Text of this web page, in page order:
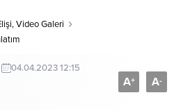
,Video Galeri
04.04.2023 12:15
A+ A-